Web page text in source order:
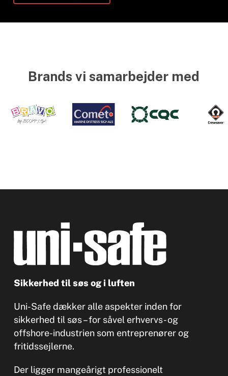
Brands vi samarbejder med
Sikkerhed til søs og i luften
Uni-Safe dækker alle aspekter inden for
sikkerhed til søs – for såvel erhvervs- og
offshore-industrien som entreprenører og
fritidssejlerne.
Der ligger mangeårigt professionelt